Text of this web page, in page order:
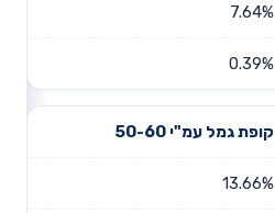
7.64%
0.39%
קופת גמל עמ"י 50-60
13.66%